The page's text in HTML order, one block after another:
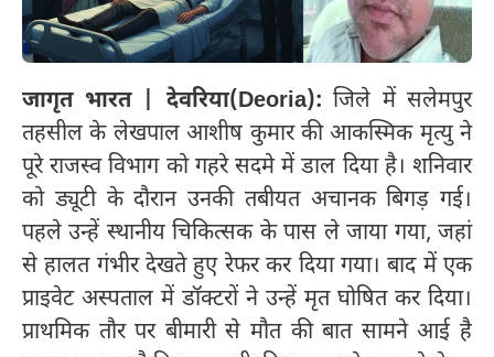
जागृत भारत | देवरिया(Deoria): जिले में सलेमपुर
तहसील के लेखपाल आशीष कुमार की आकस्मिक मृत्यु ने
पूरे राजस्व विभाग को गहरे सदमे में डाल दिया है। शनिवार
को ड्यूटी के दौरान उनकी तबीयत अचानक बिगड़ गई।
पहले उन्हें स्थानीय चिकित्सक के पास ले जाया गया, जहां
से हालत गंभीर देखते हुए रेफर कर दिया गया। बाद में एक
प्राइवेट अस्पताल में डॉक्टरों ने उन्हें मृत घोषित कर दिया।
प्राथमिक तौर पर बीमारी से मौत की बात सामने आई है